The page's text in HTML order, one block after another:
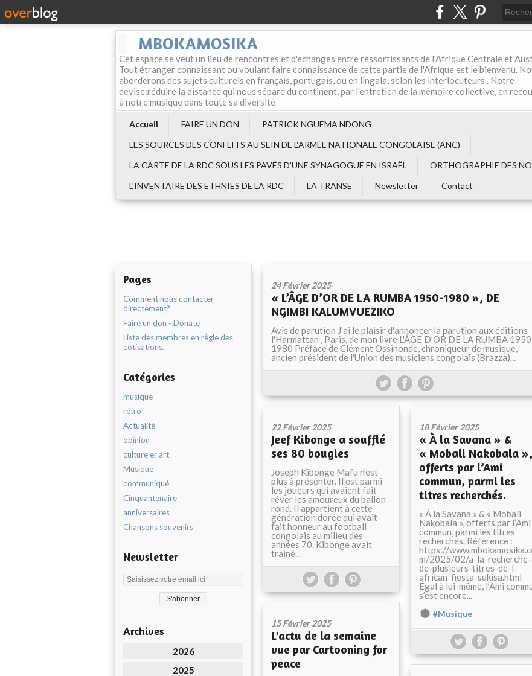
MBOKAMOSIKA
Cet espace se veut un lieu de rencontres et d'échanges entre ressortissants de l'Afrique Centrale et
Tout étranger connaissant ou voulant faire connaissance de cette partie de l'Afrique est le bienvenu.
aborderons des sujets culturels en français, portugais, ou en lingala, selon les interlocuteurs . Notre
devise:réduire la distance qui nous sépare du continent, par l'entretien de la mémoire collective, en
à notre musique dans toute sa diversité
Accueil FAIRE UN DON
PATRICK NGUEMA NDONG
LES SOURCES DES CONFLITS AU SEIN DE L‘ARMÉE NATIONALE CONGOLAISE (ANC)
LA CARTE DE LA RDC SOUS LES PAVÉS D'UNE SYNAGOGUE EN ISRAËL
ORTHOGRAPHIE DES
L'INVENTAIRE DES ETHNIES DE LA RDC
LA TRANSE Newsletter Contact
Pages
Comment nous contacter
directement?
Faire un don - Donate
Liste des membres en règle des
cotisations.
Catégories
musique
rétro
Actualité
opinion
culture er art
Musique
communiqué
Cinquantenaire
anniversaires
Chansons souvenirs
Newsletter
Archives
2026
2025
24 Février 2025
« L’ÂGE D’OR DE LA RUMBA 1950-1980 », DE
NGIMBI KALUMVUEZIKO
Avis de parution J'ai le plaisir d'annoncer la parution aux éditions
l'Harmattan , Paris, de mon livre L'ÂGE D'OR DE LA RUMBA
1980 Préface de Clément Ossinonde, chroniqueur de musique,
ancien président de l'Union des musiciens congolais (Brazza)...
22 Février 2025
Jeef Kibonge a soufflé
ses 80 bougies
Joseph Kibonge Mafu n’est
plus à présenter. Il est parmi
les joueurs qui avaient fait
rêver les amoureux du ballon
rond. Il appartient à cette
génération dorée qui avait
fait honneur au football
congolais au milieu des
années 70. Kibonge avait
trainé...
18 Février 2025
« À la Savana » &
« Mobali Nakobala »,
offerts par l’Ami
commun, parmi les
titres recherchés.
« À la Savana » & « Mobali
Nakobala », offerts par l’Ami
commun, parmi les titres
recherchés. Référence :
https://
m/2025/02/a-la-recherche-
de-plusieurs-titres-de-l-
african-fiesta-sukisa.html
Égal à lui-même, l’Ami
s’est encore...
#Musique
15 Février 2025
L'actu de la semaine
vue par Cartooning for
peace